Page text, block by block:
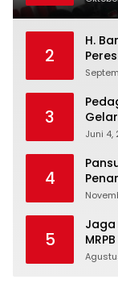
2
H.
3
Juni 4,
4
5
Jaga